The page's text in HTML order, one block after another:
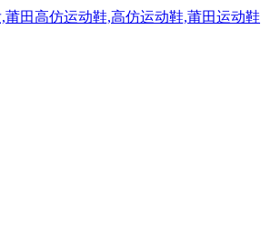
田高仿运动鞋,高仿运动鞋,莆田运动鞋